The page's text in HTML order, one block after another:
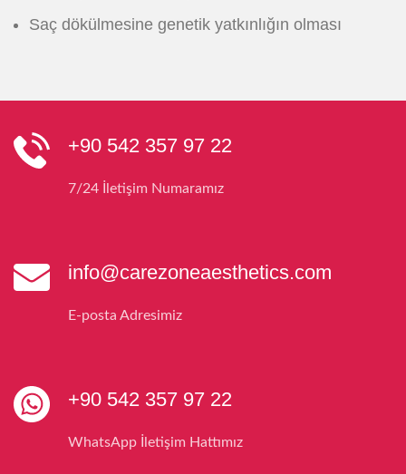
Saç dökülmesine genetik yatkınlığın olması
+90 542 357 97 22
7/24 İletişim Numaramız
info@carezoneaesthetics.com
E-posta Adresimiz
+90 542 357 97 22
WhatsApp İletişim Hattımız